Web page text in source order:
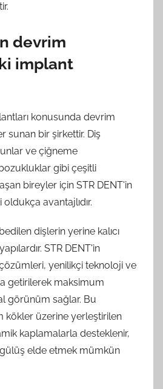
devrim
implant
konusunda devrim
sunan bir şirkettir. Diş
ve çiğneme
gibi çeşitli
bireyler için STR DENT'in
avantajlıdır.
dişlerin yerine kalıcı
STR DENT'in
yenilikçi teknoloji ve
getirilerek maksimum
görünüm sağlar. Bu
kökler üzerine yerleştirilen
kaplamalarla desteklenir,
elde etmek mümkün